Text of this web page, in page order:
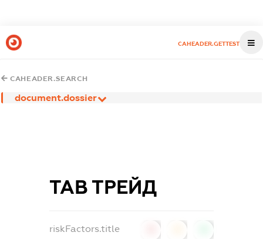
CAHEADER.GETTEST
CAHEADER.SEARCH
document.dossier
ТАВ ТРЕЙД
riskFactors.title